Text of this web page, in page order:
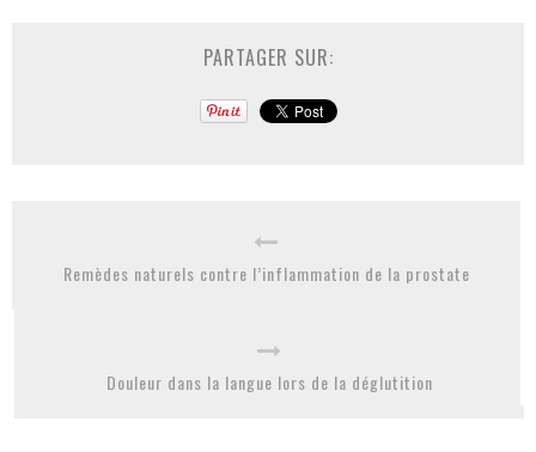
PARTAGER SUR:
Remèdes naturels contre l’inflammation de la prostate
Douleur dans la langue lors de la déglutition